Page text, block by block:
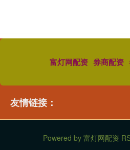
富灯网配资 券商配资
友情链接：
Powered by 富灯网配资